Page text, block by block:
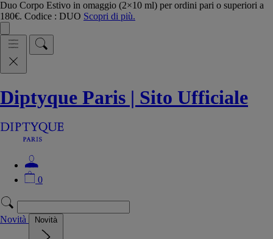
Duo Corpo Estivo in omaggio (2×10 ml) per ordini pari o superiori a
180€. Codice : DUO Scopri di più.
Diptyque Paris | Sito Ufficiale
0
Novità Novità